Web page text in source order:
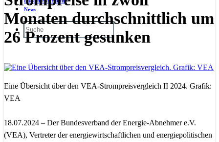
News
Monaten durchschnittlich um
26 Prozent gesunken
Eine Übersicht über den VEA-Strompreisvergleich II 2024. Grafik:
VEA
18.07.2024 – Der Bundesverband der Energie-Abnehmer e.V.
(VEA), Vertreter der energiewirtschaftlichen und energiepolitischen